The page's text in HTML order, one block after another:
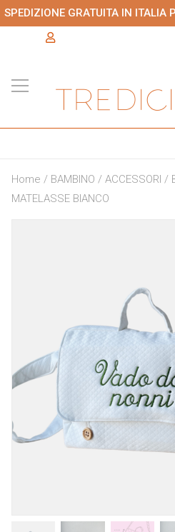
SPEDIZIONE GRATUITA IN ITALIA
Home / BAMBINO / ACCESSORI /
MATELASSE BIANCO